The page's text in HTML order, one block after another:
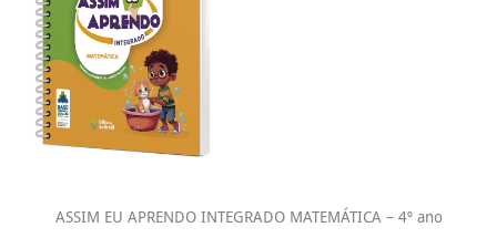
ASSIM EU APRENDO INTEGRADO MATEMÁTICA – 4º ano